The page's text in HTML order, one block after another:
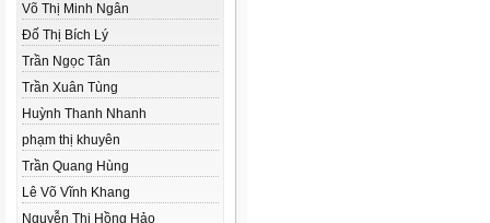
Võ Thị Minh Ngân
Đố Thị Bích Lý
Trần Ngọc Tân
Trần Xuân Tùng
Huỳnh Thanh Nhanh
phạm thị khuyên
Trần Quang Hùng
Lê Võ Vĩnh Khang
Nguyễn Thị Hồng Hảo